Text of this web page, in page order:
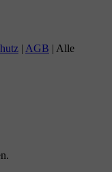
AGB | Alle